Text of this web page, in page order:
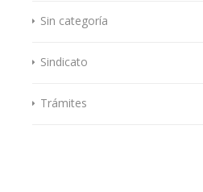
Sin categoría
Sindicato
Trámites